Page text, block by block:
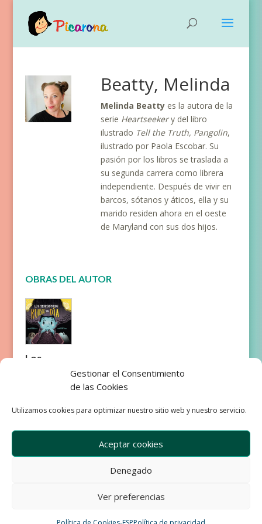
Gestionar el Consentimiento
de las Cookies
Utilizamos cookies para optimizar nuestro sitio web y nuestro servicio.
Aceptar cookies
Denegado
Ver preferencias
Beatty, Melinda
Melinda Beatty es la autora de la
serie Heartseekery del libro
ilustrado Tell the Truth, Pangolin,
ilustrado por Paola Escobar. Su
pasión por los libros se traslada a
su segunda carrera como librera
independiente. Después de vivir en
barcos, sótanos y áticos, ella y su
marido residen ahora en el oeste
de Maryland con sus dos hijos.
OBRAS DEL AUTOR
Los
Aviso Legal
Condiciones de Venta